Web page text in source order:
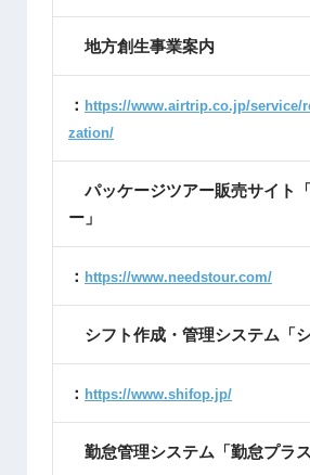
地方創生事業案内
： https://www.airtrip.co.jp/service/
zation/
パッケージツアー販売サイト
ー」
： https://www.needstour.com/
シフト作成・管理システム「シ
： https://www.shifop.jp/
勤怠管理システム「勤怠プラス